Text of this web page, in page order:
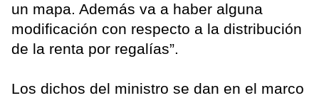
un mapa. Además va a haber alguna
modificación con respecto a la distribución
de la renta por regalías”.
Los dichos del ministro se dan en el marco